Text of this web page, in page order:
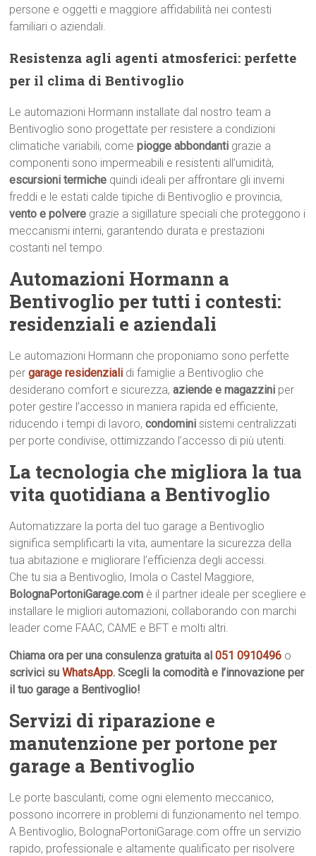
persone e oggetti e maggiore affidabilità nei contesti
familiari o aziendali.
Resistenza agli agenti atmosferici: perfette
per il clima di Bentivoglio
Le automazioni Hormann installate dal nostro team a
Bentivoglio sono progettate per resistere a condizioni
climatiche variabili, comepiogge abbondanti grazie a
componenti sono impermeabili e resistenti all’umidità,
escursioni termiche quindi ideali per affrontare gli inverni
freddi e le estati calde tipiche di Bentivoglio e provincia,
vento e polvere grazie a sigillature speciali che proteggono i
meccanismi interni, garantendo durata e prestazioni
costanti nel tempo.
Automazioni Hormann a
Bentivoglio per tutti i contesti:
residenziali e aziendali
Le automazioni Hormann che proponiamo sono perfette
pergarage residenziali di famiglie a Bentivoglio che
desiderano comfort e sicurezza,aziende e magazzini per
poter gestire l’accesso in maniera rapida ed efficiente,
riducendo i tempi di lavoro,condomini sistemi centralizzati
per porte condivise, ottimizzando l’accesso di più utenti.
La tecnologia che migliora la tua
vita quotidiana a Bentivoglio
Automatizzare la porta del tuo garage a Bentivoglio
significa semplificarti la vita, aumentare la sicurezza della
tua abitazione e migliorare l’efficienza degli accessi.
Che tu sia a Bentivoglio, Imola o Castel Maggiore,
BolognaPortoniGarage.com è il partner ideale per scegliere e
installare le migliori automazioni, collaborando con marchi
leader come FAAC, CAME e BFT e molti altri.
Chiama ora per una consulenza gratuita al051 0910496 o
scrivici suWhatsApp. Scegli la comodità e l’innovazione per
il tuo garage a Bentivoglio!
Servizi di riparazione e
manutenzione per portone per
garage a Bentivoglio
Le porte basculanti, come ogni elemento meccanico,
possono incorrere in problemi di funzionamento nel tempo.
A Bentivoglio, BolognaPortoniGarage.com offre un servizio
rapido, professionale e altamente qualificato per risolvere